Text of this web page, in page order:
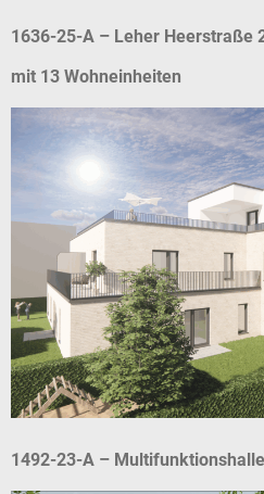
1636-25-A – Leher Heerstraße
mit 13 Wohneinheiten
1492-23-A –